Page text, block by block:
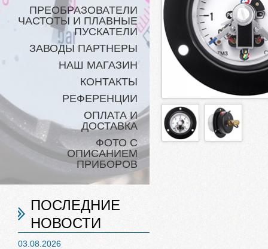
ПРЕОБРАЗОВАТЕЛИ
ЧАСТОТЫ И ПЛАВНЫЕ
ПУСКАТЕЛИ
ЗАВОДЫ ПАРТНЕРЫ
НАШ МАГАЗИН
КОНТАКТЫ
РЕФЕРЕНЦИИ
ОПЛАТА И
ДОСТАВКА
ФОТО С
ОПИСАНИЕМ
ПРИБОРОВ
ПОСЛЕДНИЕ
НОВОСТИ
03.08.2026